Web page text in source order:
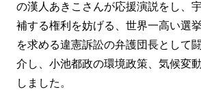
の漢人あきこさんが応援演説をし、
補する権利を妨げる、世界一高い選
を求める違憲訴訟の弁護団長として
介し、小池都政の環境政策、気候変
しました。